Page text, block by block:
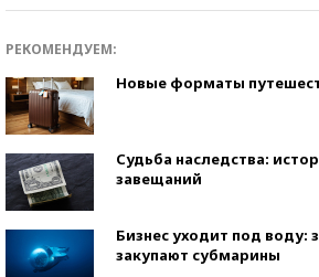
РЕКОМЕНДУЕМ:
Новые форматы
Судьба наследства:
завещаний
Бизнес уходит под воду:
закупают субмарины